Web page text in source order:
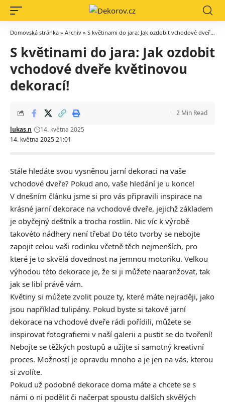
Domovská stránka » Archiv » S květinami do jara: Jak ozdobit vchodové dveře květinovou dekorací!
S květinami do jara: Jak ozdobit
vchodové dveře květinovou
dekorací!
14. května 2025 21:01
lukas.n 14. května 2025
2 Min Read
Stále hledáte svou vysněnou jarní dekoraci na vaše
vchodové dveře? Pokud ano, vaše hledání je u konce!
V dnešním článku jsme si pro vás připravili inspirace na
krásné jarní dekorace na vchodové dveře, jejichž základem
je obyčejný deštník a trocha rostlin. Nic víc k výrobě
takovéto nádhery není třeba! Do této tvorby se nebojte
zapojit celou vaši rodinku včetně těch nejmenších, pro
které je to skvělá dovednost na jemnou motoriku. Velkou
výhodou této dekorace je, že si ji můžete naaranžovat, tak
jak se libí právě vám.
Květiny si můžete zvolit pouze ty, které máte nejraději, jako
jsou například tulipány. Pokud byste si takové jarní
dekorace na vchodové dveře rádi pořídili, můžete se
inspirovat fotografiemi v naší galerii a pustit se do tvoření!
Nebojte se těžkých postupů a užijte si samotný kreativní
proces. Možností je opravdu mnoho a je jen na vás, kterou
si zvolíte.
Pokud už podobné dekorace doma máte a chcete se s
námi o ni podělit či načerpat spoustu dalších skvělých